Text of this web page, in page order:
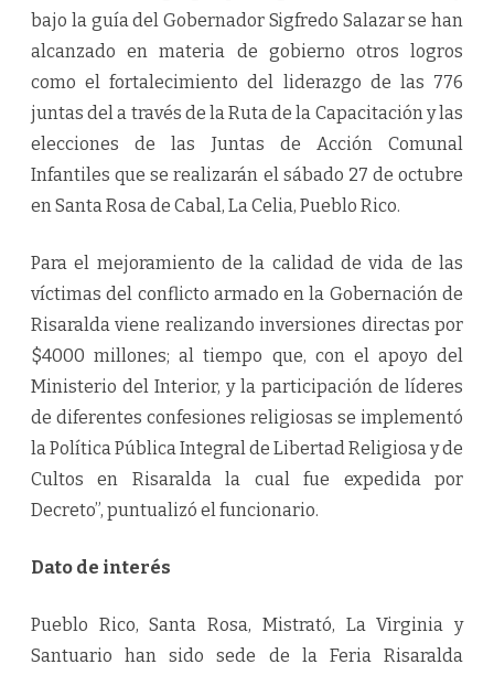
bajo la guía del Gobernador Sigfredo Salazar se han
alcanzado en materia de gobierno otros logros
como el fortalecimiento del liderazgo de las 776
juntas del a través de la Ruta de la Capacitación y las
elecciones de las Juntas de Acción Comunal
Infantiles que se realizarán el sábado 27 de octubre
en Santa Rosa de Cabal, La Celia, Pueblo Rico.
Para el mejoramiento de la calidad de vida de las
víctimas del conflicto armado en la Gobernación de
Risaralda viene realizando inversiones directas por
$4000 millones; al tiempo que, con el apoyo del
Ministerio del Interior, y la participación de líderes
de diferentes confesiones religiosas se implementó
la Política Pública Integral de Libertad Religiosa y de
Cultos en Risaralda la cual fue expedida por
Decreto”, puntualizó el funcionario.
Dato de interés
Pueblo Rico, Santa Rosa, Mistrató, La Virginia y
Santuario han sido sede de la Feria Risaralda